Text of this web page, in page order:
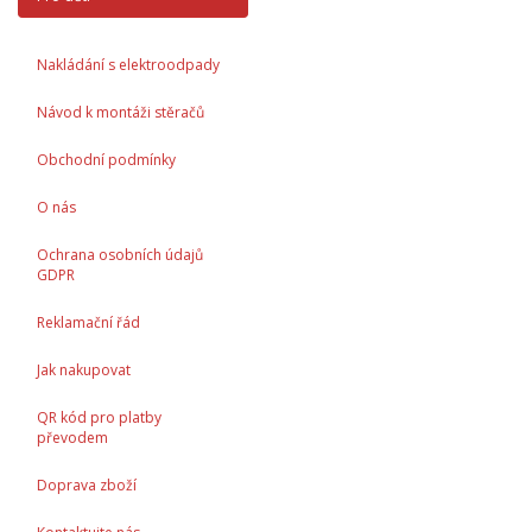
Nakládání s elektroodpady
Návod k montáži stěračů
Obchodní podmínky
O nás
Ochrana osobních údajů
GDPR
Reklamační řád
Jak nakupovat
QR kód pro platby
převodem
Doprava zboží